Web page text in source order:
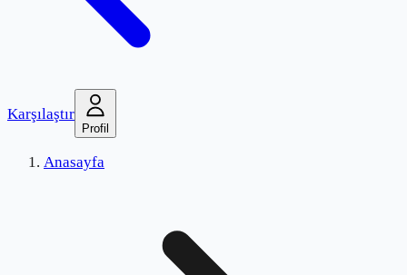
Karşılaştır
Profil
Anasayfa